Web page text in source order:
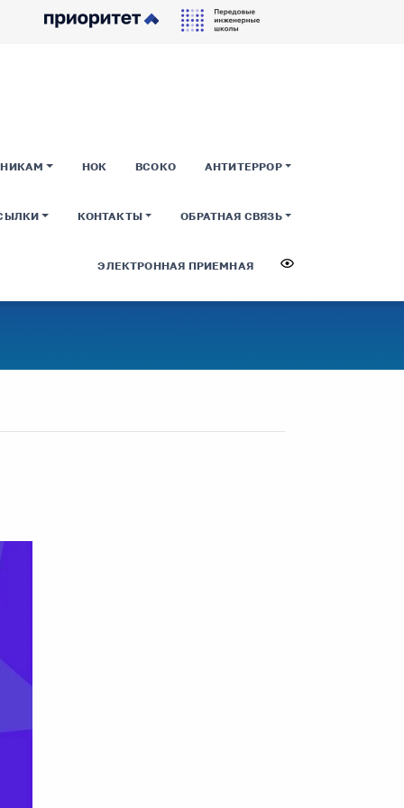
НОК ВСОКО АНТИТЕРРОР
КОНТАКТЫ ОБРАТНАЯ СВЯЗЬ
ЭЛЕКТРОННАЯ ПРИЕМНАЯ